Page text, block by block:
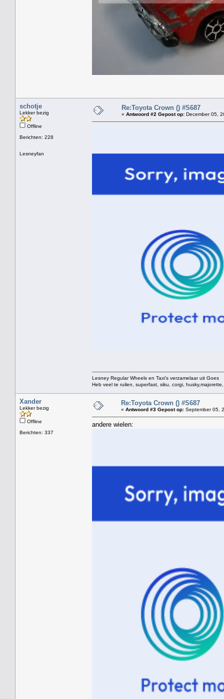
schotje
Lekker bezig
Offline
Berichten: 228
Lesneyfan
Re:Toyota Crown () #S687
« Antwoord #2 Gepost op: December 05,
Lesney Regular Wheels en Taxi's verzamelaar uit Goes
Heb veel te ruilen, superfast, siku, corgi,
Xander
Lekker bezig
Offline
Berichten: 337
Re:Toyota Crown () #S687
« Antwoord #3 Gepost op: September 05,
andere wielen: